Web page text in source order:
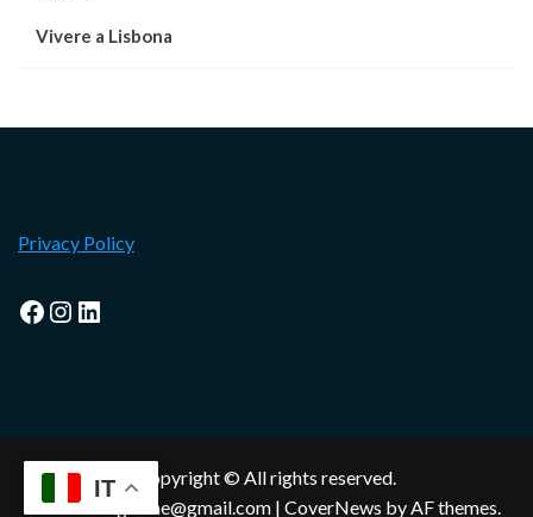
Vivere a Lisbona
Privacy Policy
Facebook
Instagram
LinkedIn
Copyright © All rights reserved.
lisbonamagazine@gmail.com | CoverNews by AF themes.
IT